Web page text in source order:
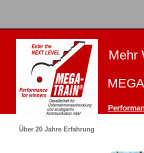
Mehr
Über 20 Jahre Erfahrung